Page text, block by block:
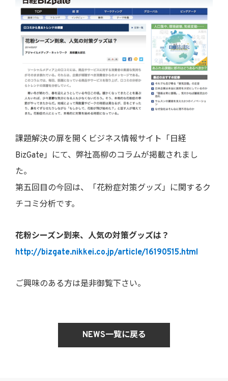
課題解決の扉を開くビジネス情報サイト「日経
BizGate」にて、弊社高柳のコラムが掲載されまし
た。
第五回目の今回は、「花粉症対策グッズ」に関するク
チコミ分析です。
花粉シーズン到来、人気の対策グッズは？
http://bizgate.nikkei.co.jp/article/16190515.html
ご興味のある方は是非御覧下さい。
NEWS一覧に戻る